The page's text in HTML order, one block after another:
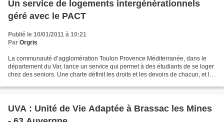
Un service de logements intergénérationnels
géré avec le PACT
Publié le 10/01/2011 à 10:21
Par Orgris
La communauté d’agglomération Toulon Provence Méditerranée, dans le
département du Var, lance un service qui permet à des étudiants de se loger
chez des seniors. Une charte définit les droits et les devoirs de chacun, et le
UVA : Unité de Vie Adaptée à Brassac les Mines